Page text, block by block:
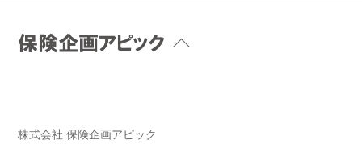
Back
株式会社 保険企画アピック